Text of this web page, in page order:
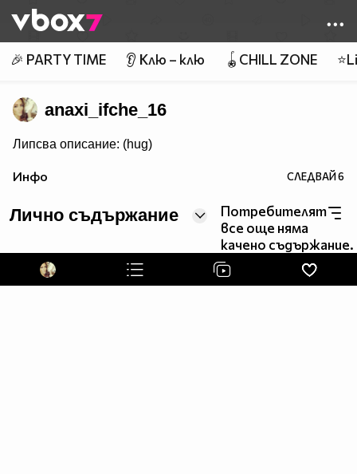
👾
🎉 PARTY TIME 👂 Клю – клю 🪀CHILL ZONE
anaxi_ifche_16
Липсва описание: (hug)
Инфо СЛЕДВАЙ6
Лично съдържание
Потребителят
все още няма
качено съдържание.